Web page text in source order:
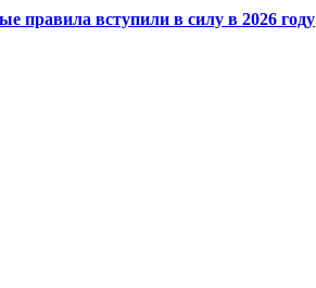
правила вступили в силу в 2026 году